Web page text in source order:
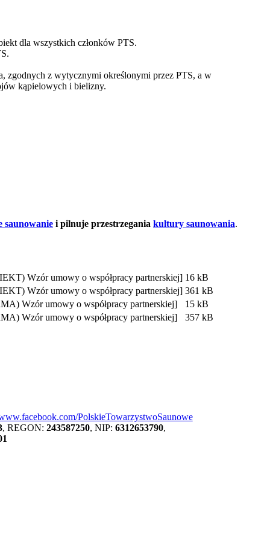
dla wszystkich członków PTS.
zgodnych z wytycznymi określonymi przez PTS, a w
kąpielowych i bielizny.
saunowanie i pilnuje przestrzegania kultury saunowania.
Wzór umowy o współpracy partnerskiej] 16 kB
Wzór umowy o współpracy partnerskiej] 361 kB
Wzór umowy o współpracy partnerskiej]
15 kB
Wzór umowy o współpracy partnerskiej] 357 kB
PolskieTowarzystwoSaunowe
, REGON: 243587250, NIP: 6312653790,